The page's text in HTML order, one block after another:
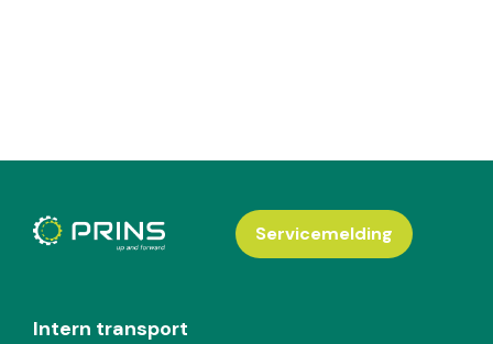
Intern transport
Servicemelding